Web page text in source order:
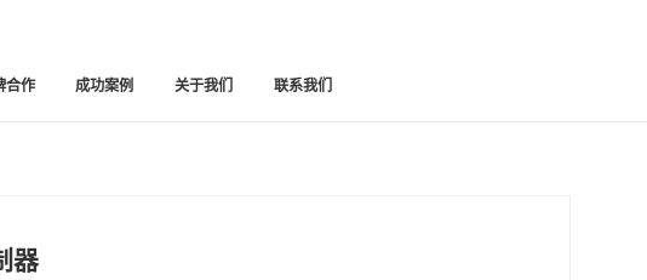
合作 成功案例 关于我们 联系我们
器